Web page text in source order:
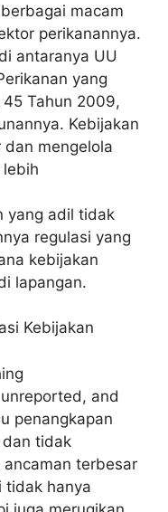
macam
perikanannya.
antaranya UU
yang
Tahun 2009,
Kebijakan
mengelola
yang adil tidak
regulasi yang
kebijakan
lapangan.
Kebijakan
and
penangkapan
tidak
terbesar
tidak hanya